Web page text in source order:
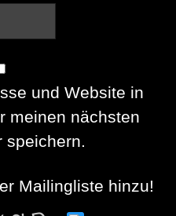
und Website in
meinen nächsten
speichern.
Mailingliste hinzu!